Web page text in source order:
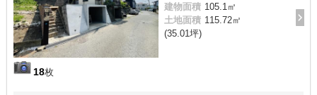
18枚
建物面積 105.1㎡
土地面積 115.72㎡
(35.01坪)